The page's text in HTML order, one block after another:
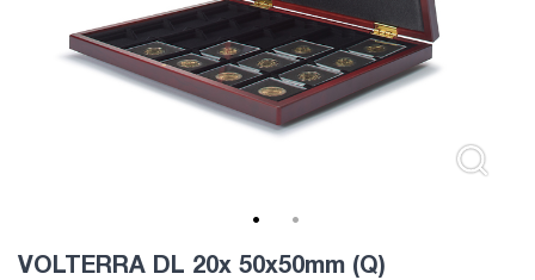
VOLTERRA DL 20x 50x50mm (Q)